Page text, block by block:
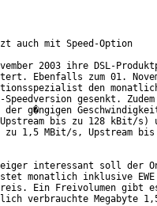
auch mit Speed-Option
2003 ihre DSL-
Ebenfalls zum 01.
den
gesenkt.
g�ngigen
bis zu 128 kBit/s)
zu 1,5 MBit/s, Upstream
interessant soll der
monatlich inklusive EWE
Ein Freivolumen gibt
verbrauchte Megabyte